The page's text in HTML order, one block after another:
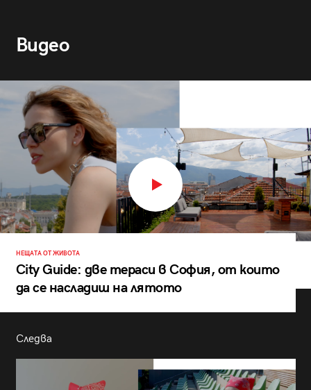
Видео
НЕЩАТА ОТ ЖИВОТА
City Guide: две тераси в София, от които
да се насладиш на лятото
Следва